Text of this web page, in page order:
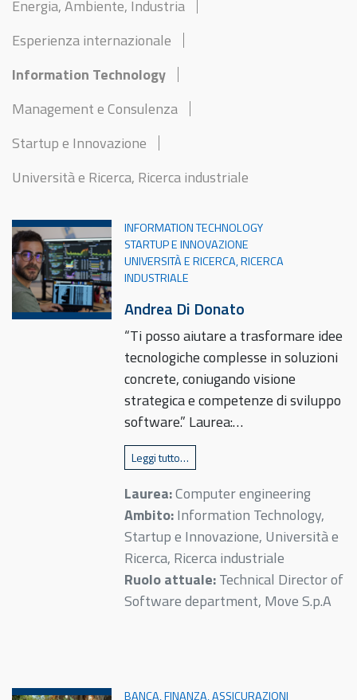
Energia, Ambiente, Industria
Esperienza internazionale
Information Technology
Management e Consulenza
Startup e Innovazione
Università e Ricerca, Ricerca industriale
INFORMATION TECHNOLOGY
STARTUP E INNOVAZIONE
UNIVERSITÀ E RICERCA, RICERCA
INDUSTRIALE
Andrea Di Donato
“Ti posso aiutare a trasformare idee
tecnologiche complesse in soluzioni
concrete, coniugando visione
strategica e competenze di sviluppo
software.” Laurea:…
Leggi tutto…
Laurea:Computer engineering
Ambito:Information Technology,
Startup e Innovazione, Università e
Ricerca, Ricerca industriale
Ruolo attuale:Technical Director of
Software department, Move S.p.A
BANCA, FINANZA, ASSICURAZIONI